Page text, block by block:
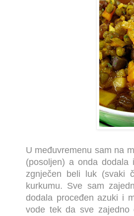
U međuvremenu sam na
(posoljen) a onda dodala
zgnječen beli luk (svaki
kurkumu. Sve sam
dodala proceđen azuki i
vode tek da sve zajedno